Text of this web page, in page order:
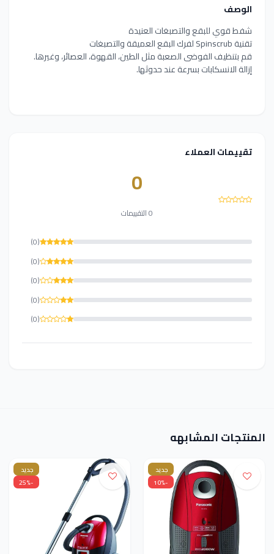
الوصف
شفط قوي للبقع والتصبغات العنيدة
تقنية Spinscrub لفرك البقع العميقة والتصبغات
قم بتنظيف الفوضى الصعبة مثل الطين، القهوة، العصائر، وغيرها.
إزالة الانسكابات بسرعة عند حدوثها.
تقييمات العملاء
0
0 التقييمات
(0)
(0)
(0)
(0)
(0)
المنتجات المشابهه
جديد
-10%
جديد
-25%